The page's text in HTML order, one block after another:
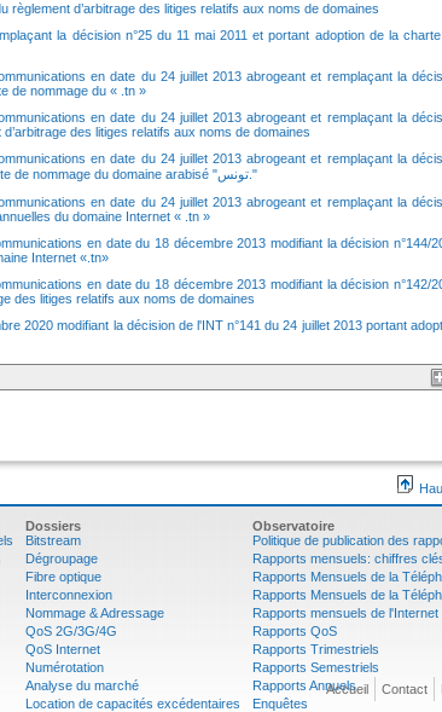
règlement d’arbitrage des litiges relatifs aux noms de domaines
la décision n°25 du 11 mai 2011 et portant adoption de la
en date du 24 juillet 2013 abrogeant et remplaçant la
de nommage du « .tn »
en date du 24juillet 2013 abrogeant et remplaçant la
des litiges relatifs aux noms de domaines
en date du 24 juillet 2013 abrogeant et remplaçant la
de nommage du domaine arabisé ".تونس"
en date du 24 juillet 2013 abrogeant et remplaçant la
du domaine Internet « .tn »
en date du 18 décembre 2013 modifiant la décision n°144/
Internet «.tn»
en date du 18 décembre 2013 modifiant la décision n°142/
des litiges relatifs aux noms de domaines
2020 modifiant la décision de l'INT n°141 du 24 juillet 2013 portant
Dossiers
Bitstream
Dégroupage
Fibre optique
Interconnexion
Nommage & Adressage
QoS 2G/3G/4G
QoS Internet
Numérotation
Analyse du marché
Location de capacités excédentaires
Observatoire
Politique de publication des
Rapports mensuels: chiffres
Rapports Mensuels de la
Rapports Mensuels de la
Rapports mensuels de l'Internet
Rapports QoS
Rapports Trimestriels
Rapports Semestriels
Rapports Annuels
Enquêtes
Accueil Contact